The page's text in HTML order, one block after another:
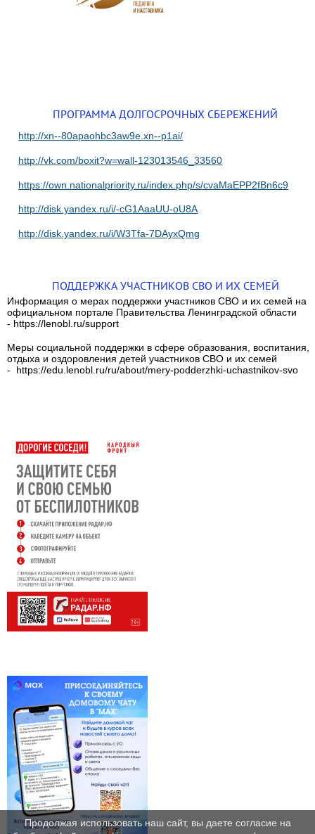
ПРОГРАММА ДОЛГОСРОЧНЫХ СБЕРЕЖЕНИЙ
http://xn--80apaohbc3aw9e.xn--p1ai/
http://vk.com/boxit?w=wall-123013546_33560
https://own.nationalpriority.ru/index.php/s/cvaMaEPP2fBn6c9
http://disk.yandex.ru/i/-cG1AaaUU-oU8A
http://disk.yandex.ru/i/W3Tfa-7DAyxQmg
ПОДДЕРЖКА УЧАСТНИКОВ СВО И ИХ СЕМЕЙ
Информация о мерах поддержки участников СВО и их семей на
официальном портале Правительства Ленинградской области
- https://lenobl.ru/support
Меры социальной поддержки в сфере образования, воспитания,
отдыха и оздоровления детей участников СВО и их семей
- https://edu.lenobl.ru/ru/about/mery-podderzhki-uchastnikov-svo
Продолжая использовать наш сайт, вы даете согласие на